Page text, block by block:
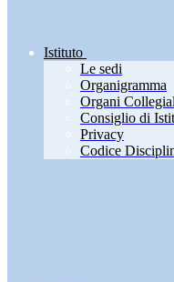
Istituto
Le sedi
Organigramma
Organi
Consiglio di
Privacy
Codice